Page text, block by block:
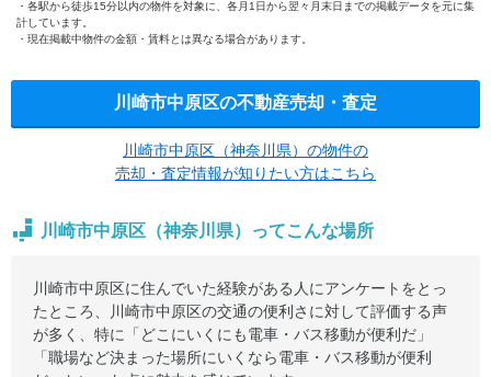
各駅から徒歩15分以内の物件を対象に、各月1日から翌々月末日までの掲載データを元に集
計しています。
現在掲載中物件の金額・賃料とは異なる場合があります。
川崎市中原区の不動産売却・査定
川崎市中原区（神奈川県）の物件の
売却・査定情報が知りたい方はこちら
川崎市中原区（神奈川県）ってこんな場所
川崎市中原区に住んでいた経験がある人にアンケートをとっ
たところ、川崎市中原区の交通の便利さに対して評価する声
が多く、特に「どこにいくにも電車・バス移動が便利だ」
「職場など決まった場所にいくなら電車・バス移動が便利